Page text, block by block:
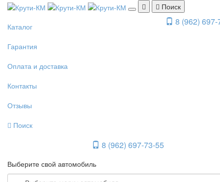
Поиск
8 (962)
Каталог
Гарантия
Оплата и доставка
Контакты
Отзывы
Поиск
8 (962) 697-73-55
Выберите свой автомобиль